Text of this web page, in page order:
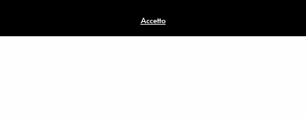
Per cambiare ci vuole coraggio
8 Ottobre 2018
Accetto